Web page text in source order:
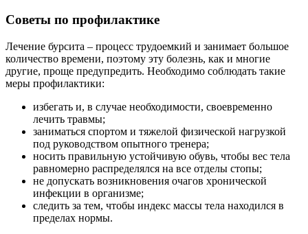
Советы по профилактике
Лечение бурсита – процесс трудоемкий и занимает большое
количество времени, поэтому эту болезнь, как и многие
другие, проще предупредить. Необходимо соблюдать такие
меры профилактики:
избегать и, в случае необходимости, своевременно
лечить травмы;
заниматься спортом и тяжелой физической нагрузкой
под руководством опытного тренера;
носить правильную устойчивую обувь, чтобы вес тела
равномерно распределялся на все отделы стопы;
не допускать возникновения очагов хронической
инфекции в организме;
следить за тем, чтобы индекс массы тела находился в
пределах нормы.